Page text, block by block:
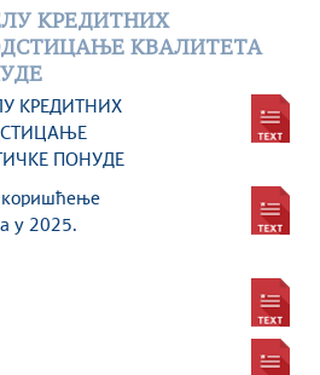
КРЕДИТНИХ
КВАЛИТЕТА
КРЕДИТНИХ
ПОНУДЕ
коришћење
у 2025.